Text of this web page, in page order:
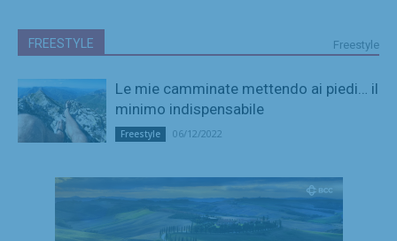
FREESTYLE Freestyle
Le mie camminate mettendo ai piedi… il
minimo indispensabile
Freestyle 06/12/2022